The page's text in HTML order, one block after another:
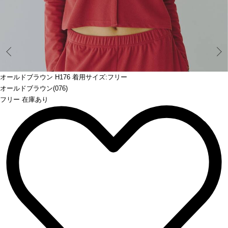
オールドブラウン H176 着用サイズ:フリー
オールドブラウン(076)
フリー 在庫あり